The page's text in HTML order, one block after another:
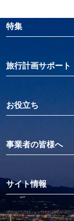
特集
旅行計画サポート
お役立ち
事業者の皆様へ
サイト情報